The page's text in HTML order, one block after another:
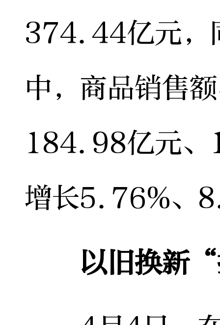
374.44亿元，
中，商品销售
184.98亿元、
增长5.76%、
以旧换新“